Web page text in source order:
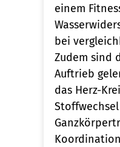
einem
bei
Zudem sind
Auftrieb
das Herz-